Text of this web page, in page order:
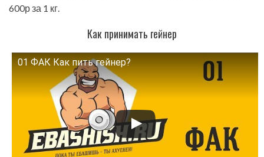
600р за 1 кг.
Как принимать гейнер
01 ФАК Как пить гейнер?
Смотрите это видео на YouTube